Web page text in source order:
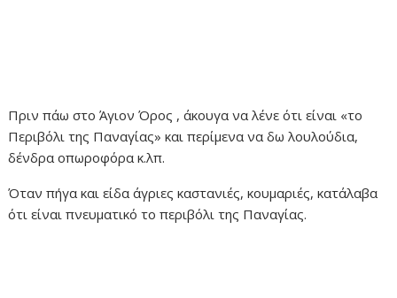
Πριν πάω στο Άγιον Όρος , άκουγα να λένε ότι είναι «το
Περιβόλι της Παναγίας» και περίμενα να δω λουλούδια,
δένδρα οπωροφόρα κ.λπ.
Όταν πήγα και είδα άγριες καστανιές, κουμαριές, κατάλαβα
ότι είναι πνευματικό το περιβόλι της Παναγίας.